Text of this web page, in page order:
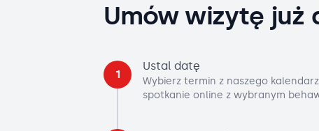
Umów wizytę już
1
Ustal datę
Wybierz termin z naszego
spotkanie online z wybranym